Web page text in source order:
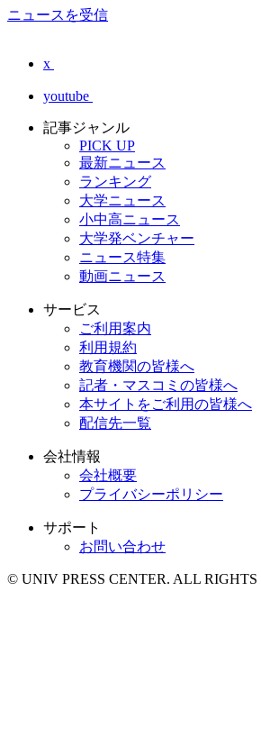
ニュースを受信
x
youtube
記事ジャンル
PICK UP
最新ニュース
ランキング
大学ニュース
小中高ニュース
大学発ベンチャー
ニュース特集
動画ニュース
サービス
ご利用案内
利用規約
教育機関の皆様へ
記者・マスコミの皆様へ
本サイトをご利用の皆様へ
配信先一覧
会社情報
会社概要
プライバシーポリシー
サポート
お問い合わせ
© UNIV PRESS CENTER. ALL RIGHTS